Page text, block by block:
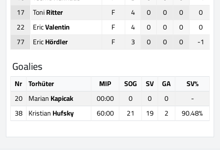
17
ToniRitter F 4 0 0 0
0
22
EricValentin F 4 0 0 0
0
77
EricHördler F 3 0 0 0 -1
Goalies
Nr Torhüter MIP SOG SV GA
SV%
20 MarianKapicak 00:00 0 0 0
-
38 KristianHufsky 60:00 21 19 2 90.48%